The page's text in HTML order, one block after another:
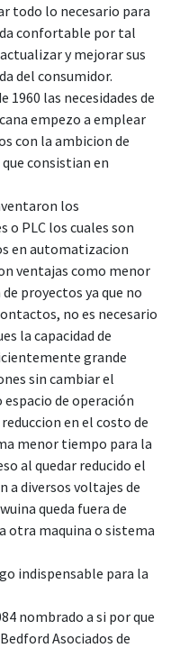
todo lo necesario para
confortable por tal
y mejorar sus
del consumidor.
1960 las necesidades de
empezo a emplear
con la ambicion de
consistian en
los
PLC los cuales son
en automatizacion
ventajas como menor
proyectos ya que no
no es necesario
la capacidad de
grande
sin cambiar el
de operación
en el costo de
menor tiempo para la
al quedar reducido el
a diversos voltajes de
queda fuera de
otra maquina o sistema
indispensable para la
nombrado a si por que
Asociados de